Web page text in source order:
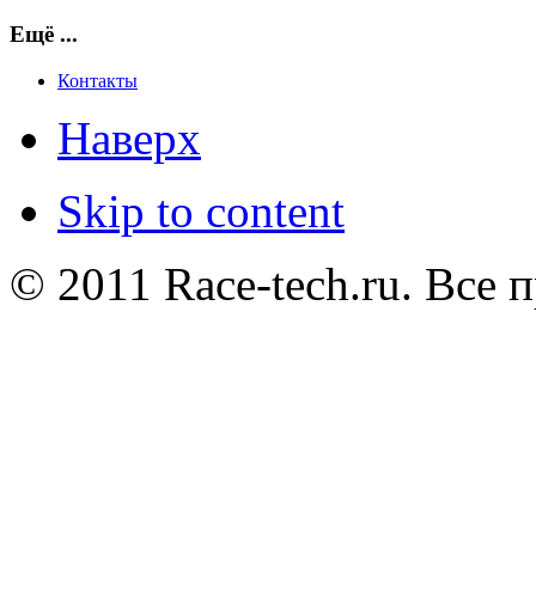
Ещё ...
Контакты
Наверх
Skip to content
© 2011 Race-tech.ru. Все